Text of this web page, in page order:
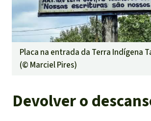
Placa na entrada da Terra Indígena
(© Marciel Pires)
Devolver o